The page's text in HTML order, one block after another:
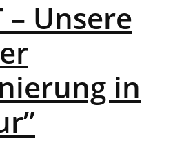
– Unsere
in